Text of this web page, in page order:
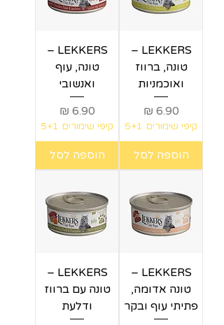
LEKKERS –
טונה, ברווז
ואוכמניות
מחיר
קיפי שימורים 5+1
הוספה לסל
LEKKERS –
טונה, עוף
ואנשובי
מחיר
קיפי שימורים 5+1
הוספה לסל
LEKKERS –
טונה אדומה,
פתיתי עוף ובקר
LEKKERS –
טונה עם ברווז
ודלעת